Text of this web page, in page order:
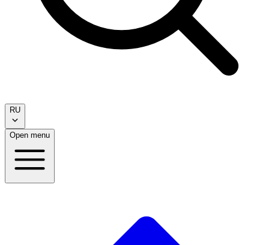
RU
Open menu